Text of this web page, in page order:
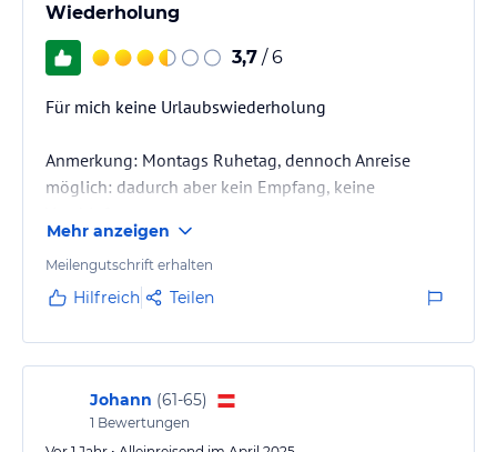
Wiederholung
3,7 / 6
Für mich keine Urlaubswiederholung
Anmerkung: Montags Ruhetag, dennoch Anreise
möglich: dadurch aber kein Empfang, keine
( die versprochene SMS kam bis heute nicht)
Mehr anzeigen
Meilengutschrift erhalten
Hilfreich Teilen
Johann (61-65)
1 Bewertungen